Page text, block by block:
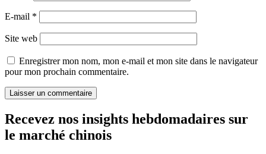
E-mail *
Site web
Enregistrer mon nom, mon e-mail et mon site dans le navigateur
pour mon prochain commentaire.
Recevez nos insights hebdomadaires sur
le marché chinois